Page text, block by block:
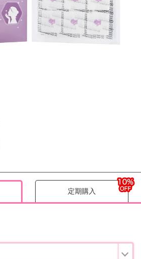
定期購入